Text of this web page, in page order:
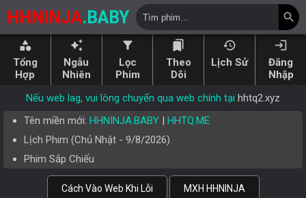
HHNINJA.BABY search
category
Tổng
Hợp
auto_awesome
Ngẫu
Nhiên
filter_alt
Lọc
Phim
bookmarks
Theo
Dõi
history
Lịch Sử
login
Đăng
Nhập
Nếu web lag, vui lòng chuyển qua web chính tại hhtq2.xyz
Tên miền mới: HHNINJA.BABY | HHTQ.ME
Lịch Phim (Chủ Nhật - 9/8/2026)
Phim Sắp Chiếu
Cách Vào Web Khi Lỗi MXH HHNINJA